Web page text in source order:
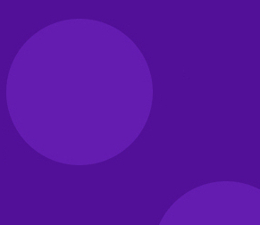
Alimentari
per decorare